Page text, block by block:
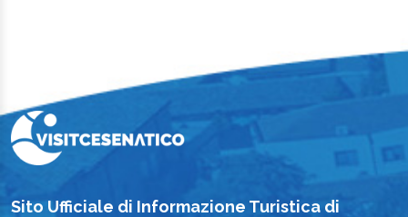
Sito Ufficiale di Informazione Turistica di